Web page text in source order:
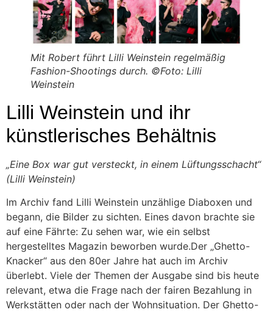
Mit Robert führt Lilli Weinstein regelmäßig
Fashion-Shootings durch. ©Foto: Lilli
Weinstein
Lilli Weinstein und ihr
künstlerisches Behältnis
„Eine Box war gut versteckt, in einem Lüftungsschacht“
(Lilli Weinstein)
Im Archiv fand Lilli Weinstein unzählige Diaboxen und
begann, die Bilder zu sichten. Eines davon brachte sie
auf eine Fährte: Zu sehen war, wie ein selbst
hergestelltes Magazin beworben wurde.Der „Ghetto-
Knacker“ aus den 80er Jahre hat auch im Archiv
überlebt. Viele der Themen der Ausgabe sind bis heute
relevant, etwa die Frage nach der fairen Bezahlung in
Werkstätten oder nach der Wohnsituation. Der Ghetto-